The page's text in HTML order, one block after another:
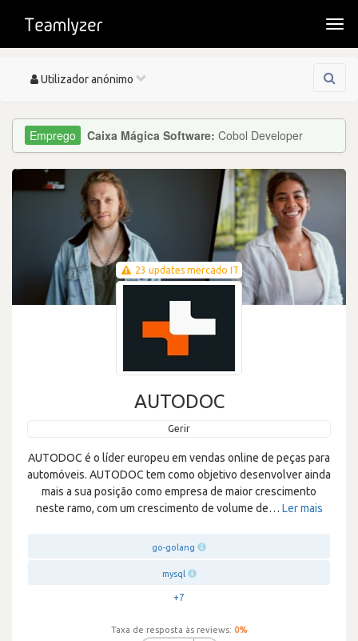
Toggle
Utilizador anónimo
Caixa Mágica Software: Cobol Developer
23 updates mercado IT
AUTODOC
Gerir
AUTODOC é o líder europeu em vendas online de peças para
automóveis. AUTODOC tem como objetivo desenvolver ainda
mais a sua posição como empresa de maior crescimento
neste ramo, com um crescimento de volume de… Ler mais
go-golang
mysql
+7
Taxa de resposta às reviews: 0%